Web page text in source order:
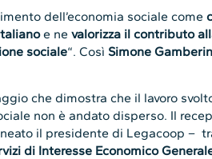
dell’economia sociale come
e nevalorizza il contributo
sociale“. Così Simone
che dimostra che il lavoro
non è andato disperso. Il
il presidente di Legacoop –
di Interesse Economico